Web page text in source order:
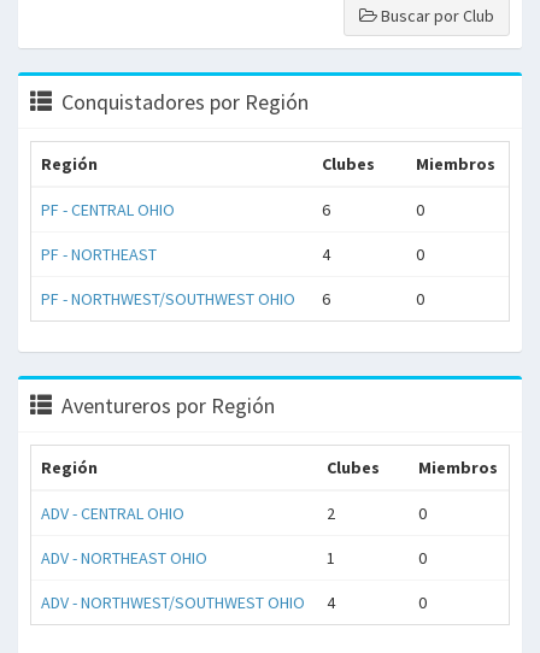
Buscar por Club
Conquistadores por Región
Región Clubes Miembros
PF - CENTRAL OHIO 6 0
PF - NORTHEAST 4 0
PF - NORTHWEST/SOUTHWEST OHIO 6 0
Aventureros por Región
Región Clubes Miembros
ADV - CENTRAL OHIO 2 0
ADV - NORTHEAST OHIO 1 0
ADV - NORTHWEST/SOUTHWEST OHIO 4 0